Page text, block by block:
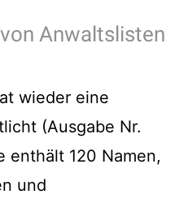
Anwaltslisten
wieder eine
(Ausgabe Nr.
enthält 120 Namen,
und